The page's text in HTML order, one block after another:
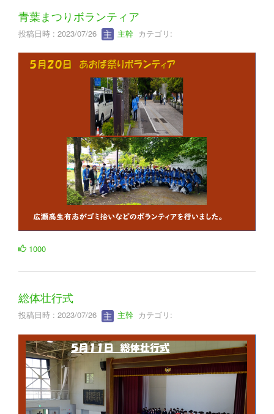
青葉まつりボランティア
投稿日時 : 2023/07/26 主幹 カテゴリ:
1000
総体壮行式
投稿日時 : 2023/07/26 主幹 カテゴリ: